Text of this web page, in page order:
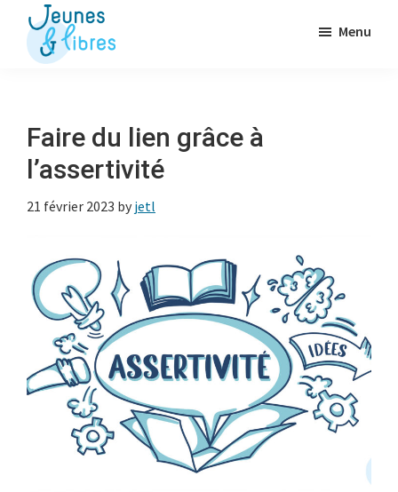
Passer
contenu
des
OJ
libérales
Menu
Faire du lien grâce à
l’assertivité
21 février 2023 by jetl